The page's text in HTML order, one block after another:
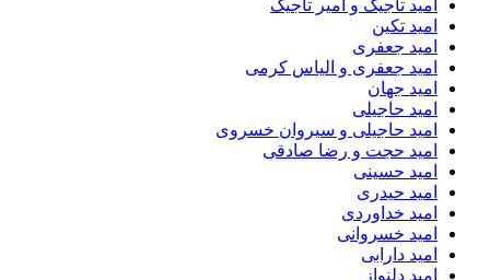
امید تاجیک و امیر تاجیک
امید تکین
امید جعفری
امید جعفری و الیاس کرمی
امید جهان
امید حاجیلی
امید حاجیلی و سیروان خسروی
امید حجت و رضا صادقی
امید حسینی
امید حیدری
امید خداوردی
امید خسروانی
امید دارابی
امید دلنواز